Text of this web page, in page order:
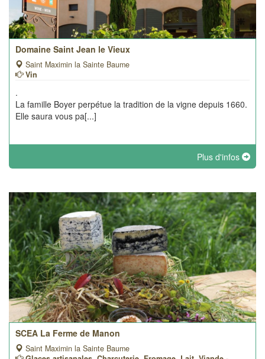
Domaine Saint Jean le Vieux
Saint Maximin la Sainte Baume
Vin
.
La famille Boyer perpétue la tradition de la vigne depuis 1660.
Elle saura vous pa[...]
Plus d'infos
SCEA La Ferme de Manon
Saint Maximin la Sainte Baume